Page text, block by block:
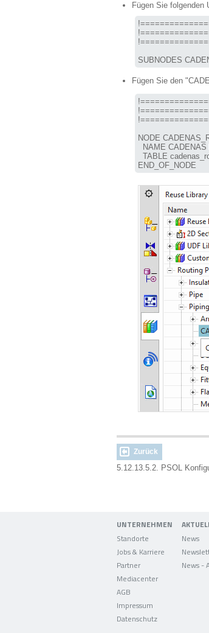
Fügen Sie folgenden
SUBNODES
Fügen Sie den
NODE
NAME CADENAS
TABLE
END_OF_NODE
Zurück
5.12.13.5.2. PSOL
UNTERNEHMEN
Standorte
Jobs & Karriere
Partner
Mediacenter
AGB
Impressum
Datenschutz
News
News -